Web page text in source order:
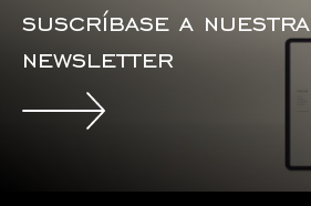
suscríbase a nuestra
newsletter